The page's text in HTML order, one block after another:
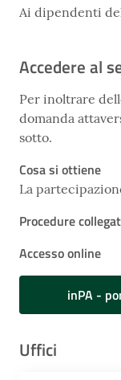
Ai dipendenti
Accedere al
Per inoltrare
domanda
sotto.
Cosa si ottiene
La
Procedure
Accesso online
inPA -
Uffici